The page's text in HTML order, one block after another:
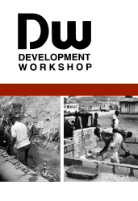
Skip
main
content
Skip
primary
sidebar
DW
Angola
Development
Workshop
Angola